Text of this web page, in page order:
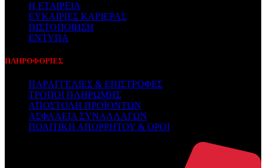
Η ΕΤΑΙΡΕΙΑ
ΕΥΚΑΙΡΙΕΣ ΚΑΡΙΕΡΑΣ
ΠΙΣΤΟΠΟΙΗΣΗ
ΕΝΤΥΠΑ
ΠΛΗΡΟΦΟΡΙΕΣ
ΠΑΡΑΓΓΕΛΙΕΣ & ΕΠΙΣΤΡΟΦΕΣ
ΤΡΟΠΟΙ ΠΛΗΡΩΜΗΣ
ΑΠΟΣΤΟΛΗ ΠΡΟΪΟΝΤΩΝ
ΑΣΦΑΛΕΙΑ ΣΥΝΑΛΛΑΓΩΝ
ΠΟΛΙΤΙΚΗ ΑΠΟΡΡΗΤΟΥ & ΟΡΟΙ